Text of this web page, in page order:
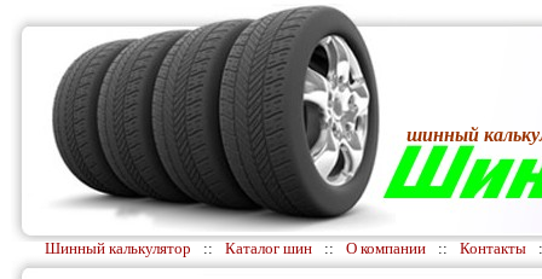
шинный
Шинный калькулятор :: Каталог шин :: О компании :: Контакты